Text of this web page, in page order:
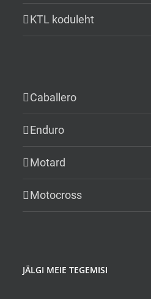
KTL koduleht
Caballero
Enduro
Motard
Motocross
JÄLGI MEIE TEGEMISI